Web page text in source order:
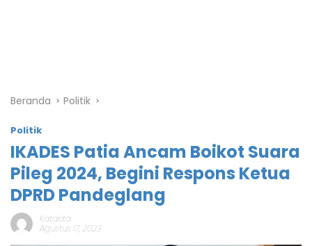
Beranda Politik
Politik
IKADES Patia Ancam Boikot Suara
Pileg 2024, Begini Respons Ketua
DPRD Pandeglang
Katakita
Agustus 17, 2023